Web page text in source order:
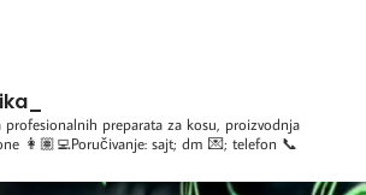
preparata za kosu, proizvodnja
👩🏽‍💻Poručivanje: sajt; dm 💌; telefon 📞